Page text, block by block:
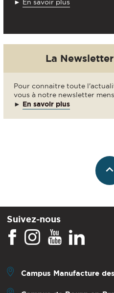
► En savoir plus
La
Pour connaitre toute
vous à notre newsletter
► En savoir plus
Suivez-nous
Campus Manufacture